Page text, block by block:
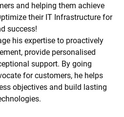
and helping them achieve
their IT Infrastructure for
success!
his expertise to proactively
provide personalised
support. By going
for customers, he helps
objectives and build lasting